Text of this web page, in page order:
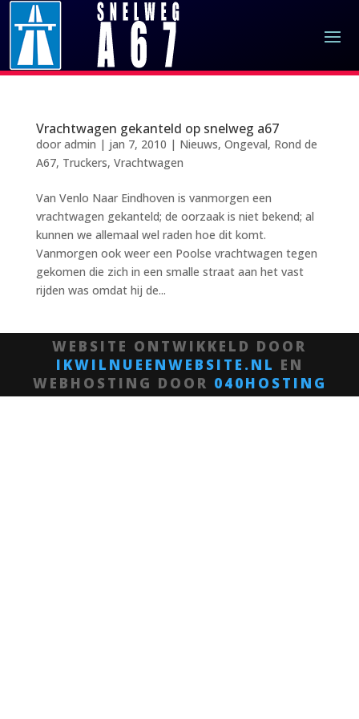
Vrachtwagen gekanteld op snelweg a67
door admin | jan 7, 2010 | Nieuws, Ongeval, Rond de
A67, Truckers, Vrachtwagen
Van Venlo Naar Eindhoven is vanmorgen een
vrachtwagen gekanteld; de oorzaak is niet bekend; al
kunnen we allemaal wel raden hoe dit komt.
Vanmorgen ook weer een Poolse vrachtwagen tegen
gekomen die zich in een smalle straat aan het vast
rijden was omdat hij de...
WEBSITE ONTWIKKELD DOOR
IKWILNUEENWEBSITE.NL EN
WEBHOSTING DOOR 040HOSTING